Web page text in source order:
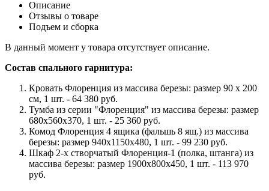
Описание
Отзывы о товаре
Подъем и сборка
В данный момент у товара отсутствует описание.
Состав спального гарнитура:
Кровать Флоренция из массива березы: размер 90 x 200
см, 1 шт. - 64 380 руб.
Тумба из серии "Флоренция" из массива березы: размер
680x560x370, 1 шт. - 25 360 руб.
Комод Флоренция 4 ящика (фальшь 8 ящ.) из массива
березы: размер 940x1150x480, 1 шт. - 99 230 руб.
Шкаф 2-х створчатый Флоренция-1 (полка, штанга) из
массива березы: размер 1900х800х450, 1 шт. - 113 970
руб.